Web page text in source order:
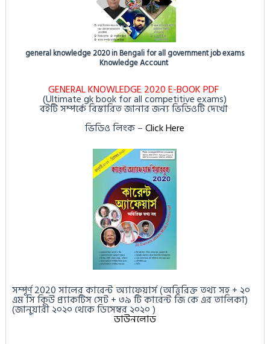
general knowledge 2020 in Bengali for all government job exams
Knowledge Account
GENERAL KNOWLEDGE 2020 E-BOOK PDF
(Ultimate gk book for all competitive exams)
বইটি সম্পর্কে বিস্তারিত জানার জন্য ভিডিওটি দেখো
ভিডিও লিংক–Click Here
সম্পূর্ণ 2020 সালের কারেন্ট অ্যাফেয়ার্স (অত্তিরিক্ত তথ্য সহ + ২০
এম সি কিউ প্র্যাকটিস সেট + ৩৯ টি কারেন্ট জি কে এর তালিকা)
(জানুয়ারী ২০২০ থেকে ডিসেম্বর ২০২০ )
ডাউনলোড